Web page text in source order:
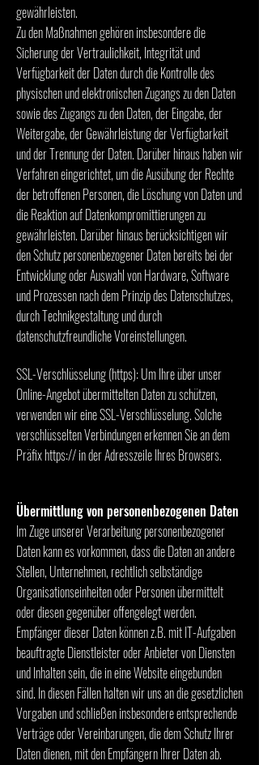
gewährleisten.
Zu den Maßnahmen gehören insbesondere die
Sicherung der Vertraulichkeit, Integrität und
Verfügbarkeit der Daten durch die Kontrolle des
physischen und elektronischen Zugangs zu den Daten
sowie des Zugangs zu den Daten, der Eingabe, der
Weitergabe, der Gewährleistung der Verfügbarkeit
und der Trennung der Daten. Darüber hinaus haben wir
Verfahren eingerichtet, um die Ausübung der Rechte
der betroffenen Personen, die Löschung von Daten und
die Reaktion auf Datenkompromittierungen zu
gewährleisten. Darüber hinaus berücksichtigen wir
den Schutz personenbezogener Daten bereits bei der
Entwicklung oder Auswahl von Hardware, Software
und Prozessen nach dem Prinzip des Datenschutzes,
durch Technikgestaltung und durch
datenschutzfreundliche Voreinstellungen.
SSL-Verschlüsselung (https): Um Ihre über unser
Online-Angebot übermittelten Daten zu schützen,
verwenden wir eine SSL-Verschlüsselung. Solche
verschlüsselten Verbindungen erkennen Sie an dem
Präfix https:// in der Adresszeile Ihres Browsers.
Übermittlung von personenbezogenen Daten
Im Zuge unserer Verarbeitung personenbezogener
Daten kann es vorkommen, dass die Daten an andere
Stellen, Unternehmen, rechtlich selbständige
Organisationseinheiten oder Personen übermittelt
oder diesen gegenüber offengelegt werden.
Empfänger dieser Daten können z.B. mit IT-Aufgaben
beauftragte Dienstleister oder Anbieter von Diensten
und Inhalten sein, die in eine Website eingebunden
sind. In diesen Fällen halten wir uns an die gesetzlichen
Vorgaben und schließen insbesondere entsprechende
Verträge oder Vereinbarungen, die dem Schutz Ihrer
Daten dienen, mit den Empfängern Ihrer Daten ab.